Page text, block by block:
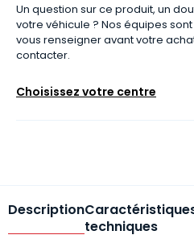
Un question sur ce produit, un
votre véhicule ? Nos équipes
vous renseigner avant votre
contacter.
Choisissez votre centre
Description
techniques